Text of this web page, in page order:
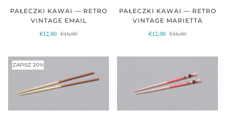
PAŁECZKI KAWAI — RETRO
VINTAGE EMAIL
€12,80 €16,00
PAŁECZKI KAWAI — RETRO
VINTAGE MARIETTA
€12,00 €16,00
ZAPISZ 20%